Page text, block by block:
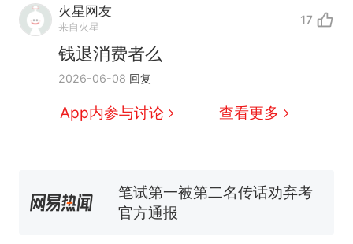
火星网友
来自火星 17
钱退消费者么
2026-06-08 回复
App内参与讨论 查看更多
热
那个在床头放菜刀的女孩，
因老师一句“跟我回家”改写了
人生
新 费大厨“全国小炒肉大王”称
来源：参考消息）
笔试第一被第二名传话劝弃考
官方通报